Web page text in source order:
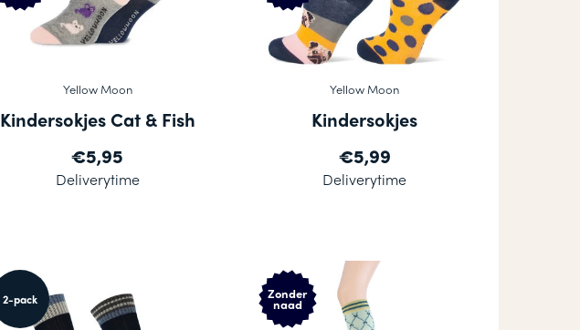
Yellow Moon
Kindersokjes Cat & Fish
€5,95
Deliverytime
Yellow Moon
Kindersokjes
€5,99
Deliverytime
2-pack Zonder
naad